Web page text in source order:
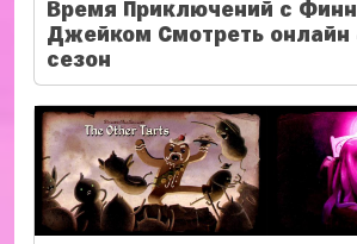
Время Приключений с
Джейком Смотреть онлайн
сезон